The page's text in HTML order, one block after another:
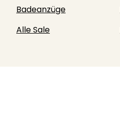
Badeanzüge
Alle Sale